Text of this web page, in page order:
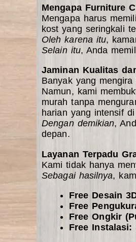
Mengapa Furniture
Mengapa harus
kost yang seringkali
Oleh karena itu,
Selain itu, Anda
Jaminan Kualitas
Banyak yang
Namun, kami
murah tanpa
harian yang intensif
Dengan demikian,
depan.
Layanan Terpadu
Kami tidak hanya
Sebagai hasilnya,
Free Desain
Free
Free Ongkir
Free Instalasi: